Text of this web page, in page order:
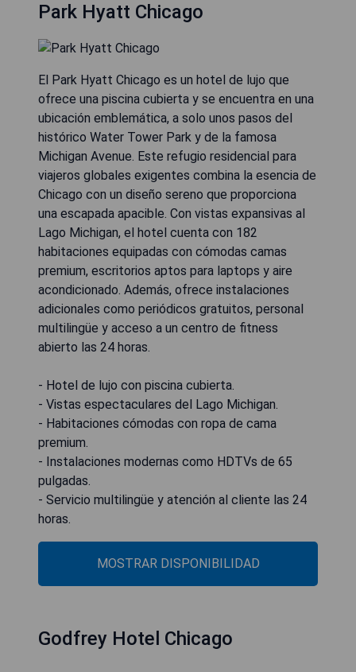
Park Hyatt Chicago
El Park Hyatt Chicago es un hotel de lujo que
ofrece una piscina cubierta y se encuentra en una
ubicación emblemática, a solo unos pasos del
histórico Water Tower Park y de la famosa
Michigan Avenue. Este refugio residencial para
viajeros globales exigentes combina la esencia de
Chicago con un diseño sereno que proporciona
una escapada apacible. Con vistas expansivas al
Lago Michigan, el hotel cuenta con 182
habitaciones equipadas con cómodas camas
premium, escritorios aptos para laptops y aire
acondicionado. Además, ofrece instalaciones
adicionales como periódicos gratuitos, personal
multilingüe y acceso a un centro de fitness
abierto las 24 horas.
- Hotel de lujo con piscina cubierta.
- Vistas espectaculares del Lago Michigan.
- Habitaciones cómodas con ropa de cama
premium.
- Instalaciones modernas como HDTVs de 65
pulgadas.
- Servicio multilingüe y atención al cliente las 24
horas.
MOSTRAR DISPONIBILIDAD
Godfrey Hotel Chicago